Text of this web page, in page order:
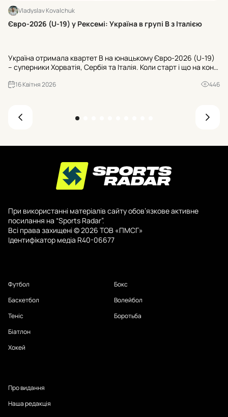
Vladyslav Kovalchuk
Євро-2026 (U-19) у Рексемі: Україна в групі В з Італією
Україна отримала квартет В на юнацькому Євро-2026 (U-19)
– суперники Хорватія, Сербія та Італія. Коли старт і що на кону
16 Квітня 2026 446
При використанні матеріалів сайту обов’язкове активне
посилання на “Sports Radar”.
Всі права захищені © 2026 ТОВ «ПМСГ»
Ідентифікатор медіа R40-06677
Футбол
Баскетбол
Теніс
Біатлон
Хокей
Бокс
Волейбол
Боротьба
Про видання
Наша редакція